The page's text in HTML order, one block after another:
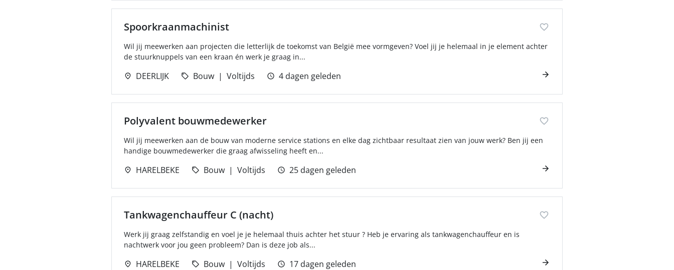
Spoorkraanmachinist
Wil jij meewerken aan projecten die letterlijk de toekomst van België mee vormgeven? Voel jij je helemaal in je element achter
de stuurknuppels van een kraan én werk je graag in...
DEERLIJK Bouw Voltijds 4 dagen geleden
Polyvalent bouwmedewerker
Wil jij meewerken aan de bouw van moderne service stations en elke dag zichtbaar resultaat zien van jouw werk? Ben jij een
handige bouwmedewerker die graag afwisseling heeft en...
HARELBEKE Bouw Voltijds 25 dagen geleden
Tankwagenchauffeur C (nacht)
Werk jij graag zelfstandig en voel je je helemaal thuis achter het stuur ? Heb je ervaring als tankwagenchauffeur en is
nachtwerk voor jou geen probleem? Dan is deze job als...
HARELBEKE Bouw Voltijds 17 dagen geleden